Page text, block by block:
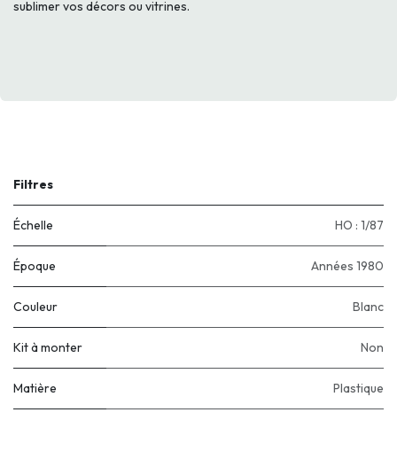
sublimer vos décors ou vitrines.
Filtres
Échelle HO : 1/87
Époque Années 1980
Couleur Blanc
Kit à monter Non
Matière Plastique